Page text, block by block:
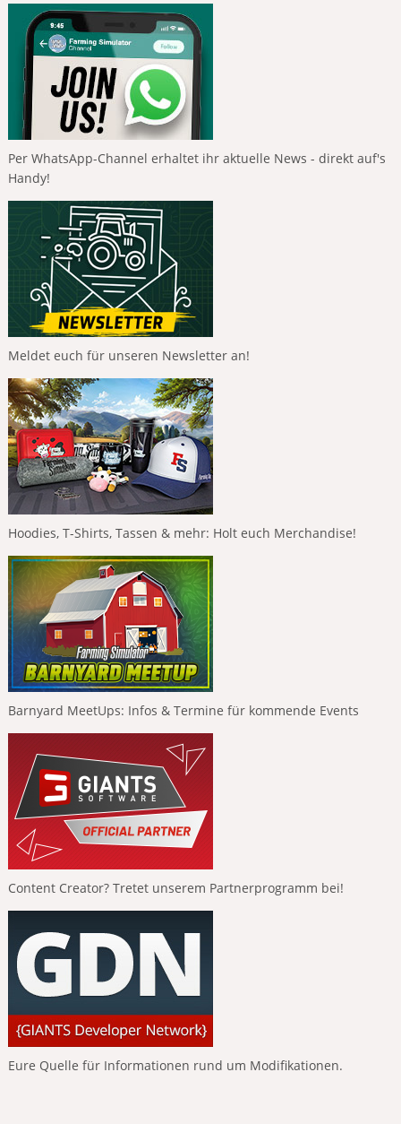
Per WhatsApp-Channel erhaltet ihr aktuelle News - direkt auf's
Handy!
Meldet euch für unseren Newsletter an!
Hoodies, T-Shirts, Tassen & mehr: Holt euch Merchandise!
Barnyard MeetUps: Infos & Termine für kommende Events
Content Creator? Tretet unserem Partnerprogramm bei!
Eure Quelle für Informationen rund um Modifikationen.